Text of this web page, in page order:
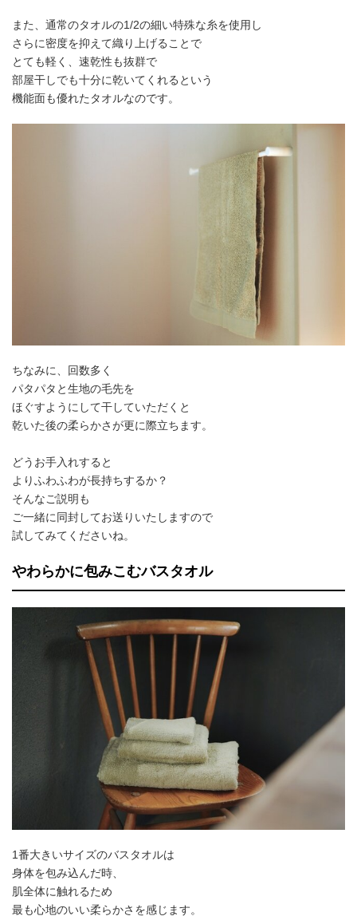
また、通常のタオルの1/2の細い特殊な糸を使用し
さらに密度を抑えて織り上げることで
とても軽く、速乾性も抜群で
部屋干しでも十分に乾いてくれるという
機能面も優れたタオルなのです。
ちなみに、回数多く
パタパタと生地の毛先を
ほぐすようにして干していただくと
乾いた後の柔らかさが更に際立ちます。
どうお手入れすると
よりふわふわが長持ちするか？
そんなご説明も
ご一緒に同封してお送りいたしますので
試してみてくださいね。
やわらかに包みこむバスタオル
1番大きいサイズのバスタオルは
身体を包み込んだ時、
肌全体に触れるため
最も心地のいい柔らかさを感じます。